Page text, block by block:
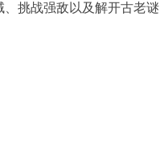
挑战强敌以及解开古老谜